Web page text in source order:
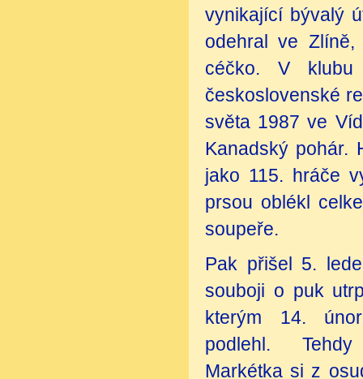
vynikající bývalý
odehral ve
céčko. V klubu
československé
světa 1987 ve
Kanadský pohár.
jako 115. hráče
prsou oblékl
soupeře.
Pak přišel 5.
souboji o puk
kterým 14.
podlehl.
Markétka si z